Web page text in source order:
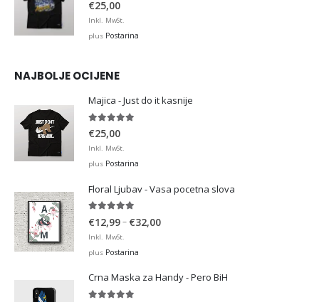
€25,00
Inkl. MwSt.
plus Postarina
NAJBOLJE OCIJENE
Majica - Just do it kasnije
5.00out of 5
€25,00
Inkl. MwSt.
plus Postarina
Floral Ljubav - Vasa pocetna slova
€12,99– €32,00Price
€32,00
Inkl. MwSt.
plus Postarina
Crna Maska za Handy - Pero BiH